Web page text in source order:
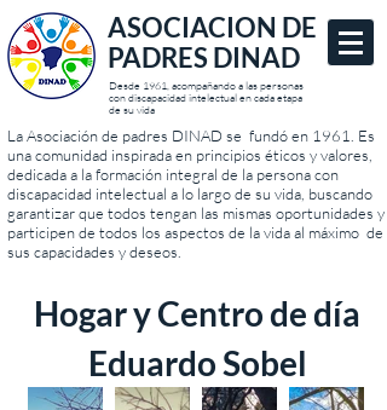
ASOCIACION DE
PADRES DINAD
Desde 1961, acompañando a las personas
con discapacidad intelectual en cada etapa
de su vida
La Asociación de padres DINAD se fundó en 1961. Es
una comunidad inspirada en principios éticos y valores,
dedicada a la formación integral de la persona con
discapacidad intelectual a lo largo de su vida, buscando
garantizar que todos tengan las mismas oportunidades y
participen de todos los aspectos de la vida al máximo de
sus capacidades y deseos.
Hogar y Centro de día
Eduardo Sobel